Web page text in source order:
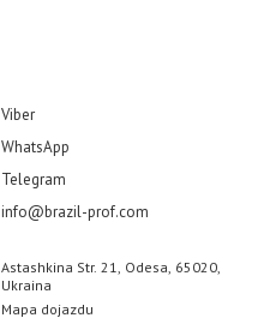
Viber
WhatsApp
Telegram
info@brazil-prof.com
Astashkina Str. 21, Odesa, 65020,
Ukraina
Mapa dojazdu